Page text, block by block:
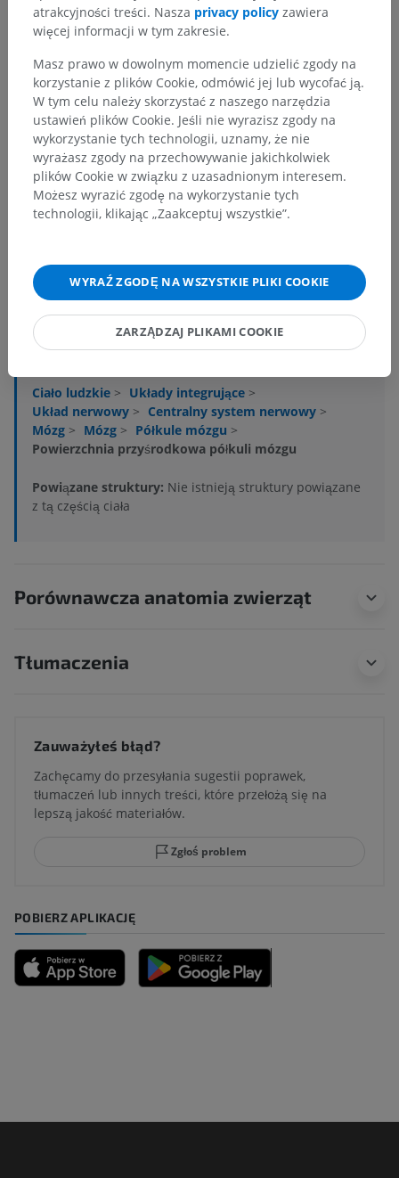
Hierarchia anatomiczna
Ciało ludzkie > Układy integrujące >
Układ nerwowy > Centralny system nerwowy >
Mózg > Mózg > Półkule mózgu >
Powierzchnia przyśrodkowa półkuli mózgu
Powiązane struktury: Nie istnieją struktury powiązane
z tą częścią ciała
Porównawcza anatomia zwierząt
Tłumaczenia
Zauważyłeś błąd?
Zachęcamy do przesyłania sugestii poprawek,
tłumaczeń lub innych treści, które przełożą się na
lepszą jakość materiałów.
Zgłoś problem
POBIERZ APLIKACJĘ
atrakcyjności treści. Nasza privacy policy zawiera
więcej informacji w tym zakresie.
Masz prawo w dowolnym momencie udzielić zgody na
korzystanie z plików Cookie, odmówić jej lub wycofać ją.
W tym celu należy skorzystać z naszego narzędzia
ustawień plików Cookie. Jeśli nie wyrazisz zgody na
wykorzystanie tych technologii, uznamy, że nie
wyrażasz zgody na przechowywanie jakichkolwiek
plików Cookie w związku z uzasadnionym interesem.
Możesz wyrazić zgodę na wykorzystanie tych
technologii, klikając „Zaakceptuj wszystkie”.
WYRAŹ ZGODĘ NA WSZYSTKIE PLIKI COOKIE
ZARZĄDZAJ PLIKAMI COOKIE